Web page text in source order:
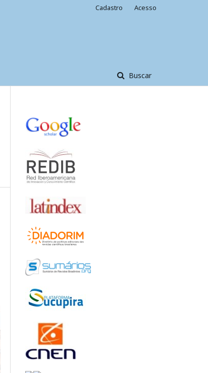
Buscar
Cadastro Acesso